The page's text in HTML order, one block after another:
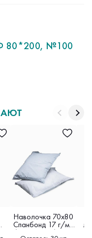
80*200, №100
Наволочка 70х80
Спанбонд 17 г/м2
белая, голубая 10